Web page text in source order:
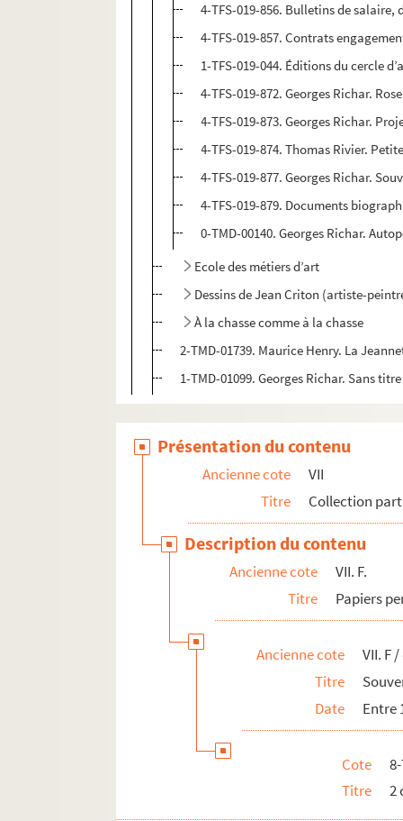
4-TFS-019-856. Bulletins de salaire,
4-TFS-019-857. Contrats
1-TFS-019-044. Éditions du cercle
4-TFS-019-872. Georges Richar.
4-TFS-019-873. Georges Richar.
4-TFS-019-874. Thomas Rivier.
4-TFS-019-877. Georges Richar.
4-TFS-019-879. Documents
0-TMD-00140. Georges Richar.
Ecole des métiers d’art
Dessins de Jean Criton (artiste-
À la chasse comme à la chasse
2-TMD-01739. Maurice Henry. La
1-TMD-01099. Georges Richar. Sans
Présentation du contenu
Ancienne cote
VII
Titre
Collection
Description du contenu
Ancienne cote
VII. F.
Titre
Papiers
Ancienne cote
VII. F
Titre
Date
Entre
Cote
Titre
2